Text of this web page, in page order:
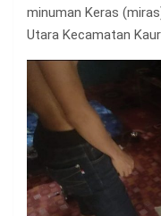
minuman Keras
Utara Kecamatan